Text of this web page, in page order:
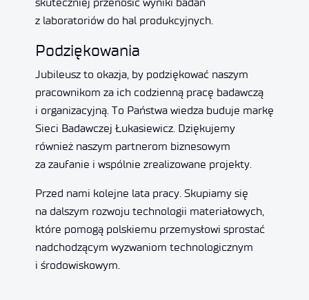
z laboratoriów do hal produkcyjnych.
Podziękowania
Jubileusz to okazja, by podziękować naszym
pracownikom za ich codzienną pracę badawczą
i organizacyjną. To Państwa wiedza buduje markę
Sieci Badawczej Łukasiewicz. Dziękujemy
również naszym partnerom biznesowym
za zaufanie i wspólnie zrealizowane projekty.
Przed nami kolejne lata pracy. Skupiamy się
na dalszym rozwoju technologii materiałowych,
które pomogą polskiemu przemysłowi sprostać
nadchodzącym wyzwaniom technologicznym
i środowiskowym.